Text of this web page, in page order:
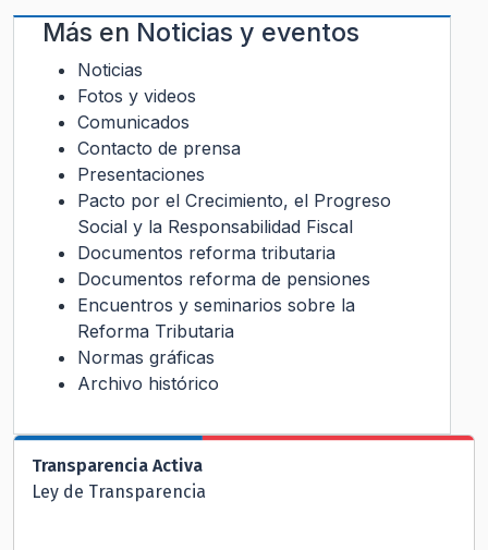
Más en Noticias y eventos
Noticias
Fotos y videos
Comunicados
Contacto de prensa
Presentaciones
Pacto por el Crecimiento, el Progreso
Social y la Responsabilidad Fiscal
Documentos reforma tributaria
Documentos reforma de pensiones
Encuentros y seminarios sobre la
Reforma Tributaria
Normas gráficas
Archivo histórico
Transparencia Activa
Ley de Transparencia